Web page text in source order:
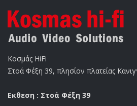
Κοσμάς HiFi
Στοά Φέξη 39, πλησίον πλατείας
Εκθεση : Στοά Φέξη 39